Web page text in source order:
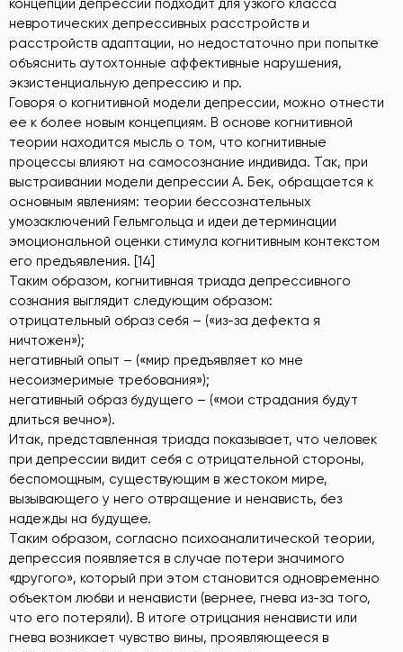
концепции депрессии подходит для узкого класса
невротических депрессивных расстройств и
расстройств адаптации, но недостаточно при попытке
объяснить аутохтонные аффективные нарушения,
экзистенциальную депрессию и пр.
Говоря о когнитивной модели депрессии, можно отнести
ее к более новым концепциям. В основе когнитивной
теории находится мысль о том, что когнитивные
процессы влияют на самосознание индивида. Так, при
выстраивании модели депрессии А. Бек, обращается к
основным явлениям: теории бессознательных
умозаключений Гельмгольца и идеи детерминации
эмоциональной оценки стимула когнитивным контекстом
его предъявления. [14]
Таким образом, когнитивная триада депрессивного
сознания выглядит следующим образом:
отрицательный образ себя – («из-за дефекта я
ничтожен»);
негативный опыт – («мир предъявляет ко мне
несоизмеримые требования»);
негативный образ будущего – («мои страдания будут
длиться вечно»).
Итак, представленная триада показывает, что человек
при депрессии видит себя с отрицательной стороны,
беспомощным, существующим в жестоком мире,
вызывающего у него отвращение и ненависть, без
надежды на будущее.
Таким образом, согласно психоаналитической теории,
депрессия появляется в случае потери значимого
«другого», который при этом становится одновременно
объектом любви и ненависти (вернее, гнева из-за того,
что его потеряли). В итоге отрицания ненависти или
гнева возникает чувство вины, проявляющееся в